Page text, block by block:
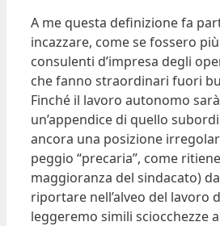
A me questa definizione fa
incazzare, come se fossero
consulenti d’impresa degli
che fanno straordinari fuori
Finché il lavoro autonomo
un’appendice di quello
ancora una posizione
peggio “precaria”, come
maggioranza del sindacato)
riportare nell’alveo del lavoro
leggeremo simili sciocchezze